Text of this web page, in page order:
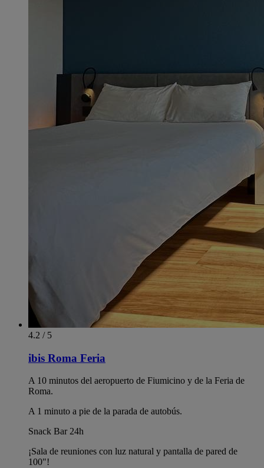
4.2 / 5
ibis Roma Feria
A 10 minutos del aeropuerto de Fiumicino y de la Feria de
Roma.
A 1 minuto a pie de la parada de autobús.
Snack Bar 24h
¡Sala de reuniones con luz natural y pantalla de pared de
100"!